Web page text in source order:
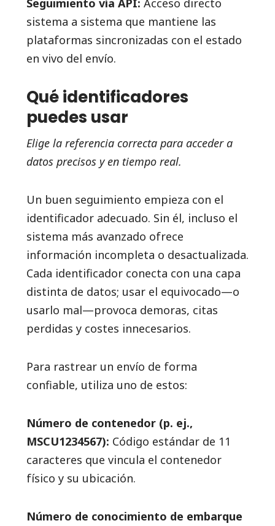
sistema a sistema que mantiene las
plataformas sincronizadas con el estado
en vivo del envío.
Qué identificadores
puedes usar
Elige la referencia correcta para acceder a
datos precisos y en tiempo real.
Un buen seguimiento empieza con el
identificador adecuado. Sin él, incluso el
sistema más avanzado ofrece
información incompleta o desactualizada.
Cada identificador conecta con una capa
distinta de datos; usar el equivocado—o
usarlo mal—provoca demoras, citas
perdidas y costes innecesarios.
Para rastrear un envío de forma
confiable, utiliza uno de estos:
Número de contenedor (p. ej.,
MSCU1234567): Código estándar de 11
caracteres que vincula el contenedor
físico y su ubicación.
Número de conocimiento de embarque